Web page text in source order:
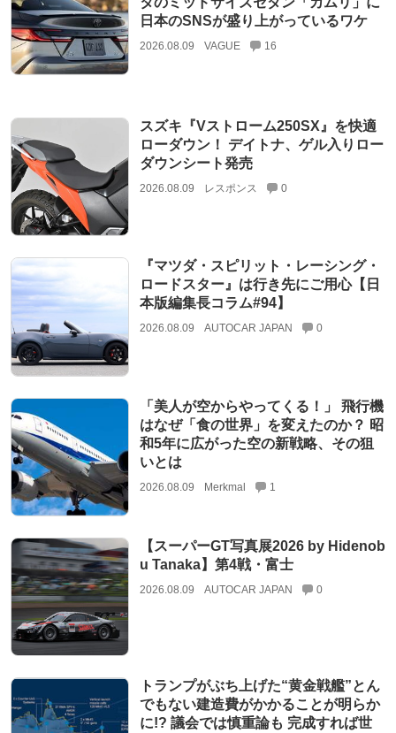
日本のSNSが盛り上がっているワケ
2026.08.09 VAGUE 16
スズキ『Vストローム250SX』を快適
ローダウン！ デイトナ、ゲル入りロー
ダウンシート発売
2026.08.09 レスポンス 0
『マツダ・スピリット・レーシング・
ロードスター』は行き先にご用心【日
本版編集長コラム#94】
2026.08.09 AUTOCAR JAPAN 0
「美人が空からやってくる！」 飛行機
はなぜ「食の世界」を変えたのか？ 昭
和5年に広がった空の新戦略、その狙
いとは
2026.08.09 Merkmal 1
【スーパーGT写真展2026 by Hidenob
u Tanaka】第4戦・富士
2026.08.09 AUTOCAR JAPAN 0
トランプがぶち上げた“黄金戦艦”とん
でもない建造費がかかることが明らか
に!? 議会では慎重論も 完成すれば世